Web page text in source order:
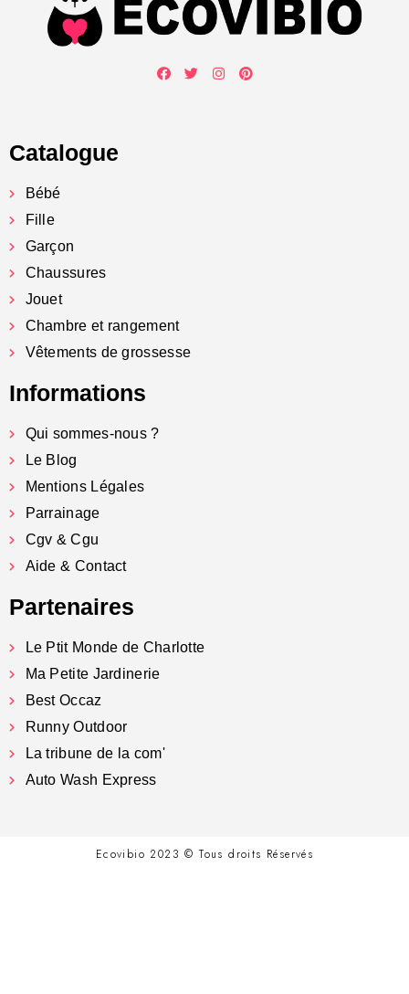
Catalogue
Bébé
Fille
Garçon
Chaussures
Jouet
Chambre et rangement
Vêtements de grossesse
Informations
Qui sommes-nous ?
Le Blog
Mentions Légales
Parrainage
Cgv & Cgu
Aide & Contact
Partenaires
Le Ptit Monde de Charlotte
Ma Petite Jardinerie
Best Occaz
Runny Outdoor
La tribune de la com'
Auto Wash Express
Ecovibio 2023 © Tous droits Réservés